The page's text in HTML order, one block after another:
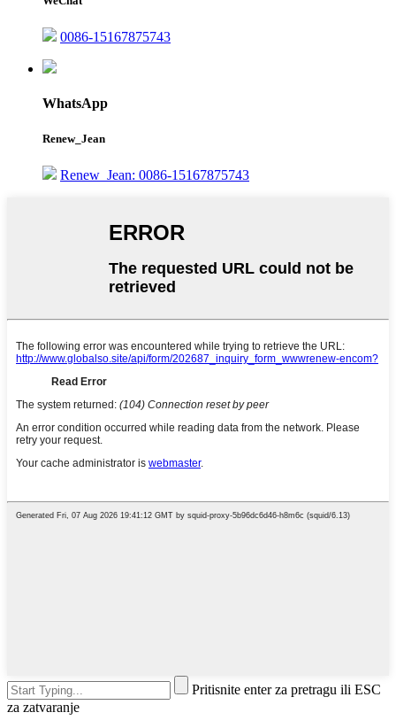
0086-15167875743
WhatsApp
Renew_Jean
Renew_Jean: 0086-15167875743
Pritisnite enter za pretragu ili ESC
za zatvaranje